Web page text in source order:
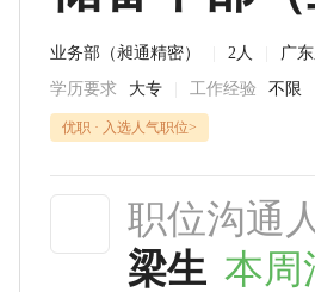
业务部（昶通精密） 2人
广
学历要求
大专 工作经验 不限
优职 · 入选人气职位>
职位沟通
梁生 本周